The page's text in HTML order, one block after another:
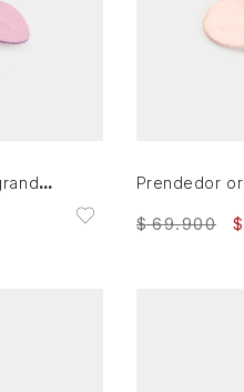
Prendedor San joaquín grande en cuero para mujer
$ 69.900 $